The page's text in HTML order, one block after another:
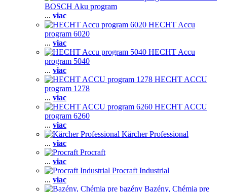
BOSCH Aku program
... viac
HECHT Accu
program 6020
... viac
HECHT Accu
program 5040
... viac
HECHT ACCU
program 1278
... viac
HECHT ACCU
program 6260
... viac
Kärcher Professional
... viac
Procraft
... viac
Procraft Industrial
... viac
Bazény, Chémia pre